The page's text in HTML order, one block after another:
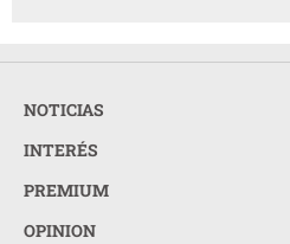
NOTICIAS
INTERÉS
PREMIUM
OPINION